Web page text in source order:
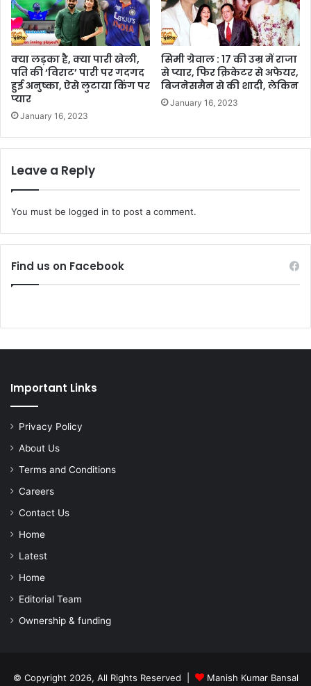
क्या लड़का है, क्या पारी खेली,
पति की ‘विराट’ पारी पर गदगद
हुई अनुष्का, ऐसे लुटाया किंग पर
प्यार
January 16, 2023
सिमी ग्रेवाल : 17 की उम्र में राजा
से प्यार, फिर क्रिकेटर से अफेयर,
बिजनेसमैन से की शादी, लेकिन
January 16, 2023
Leave a Reply
You must be logged in to post a comment.
Find us on Facebook
Important Links
Privacy Policy
About Us
Terms and Conditions
Careers
Contact Us
Home
Latest
Home
Editorial Team
Ownership & funding
© Copyright 2026, All Rights Reserved | Manish Kumar Bansal